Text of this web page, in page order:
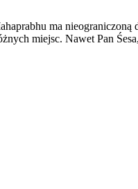
ma nieograniczoną
miejsc. Nawet Pan